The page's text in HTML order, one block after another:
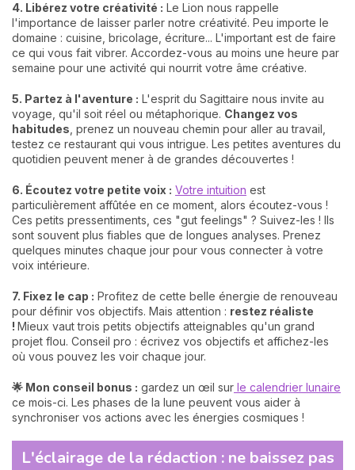
4. Libérez votre créativité : Le Lion nous rappelle
l'importance de laisser parler notre créativité. Peu importe le
domaine : cuisine, bricolage, écriture... L'important est de faire
ce qui vous fait vibrer. Accordez-vous au moins une heure par
semaine pour une activité qui nourrit votre âme créative.
5. Partez à l'aventure : L'esprit du Sagittaire nous invite au
voyage, qu'il soit réel ou métaphorique. Changez vos
habitudes, prenez un nouveau chemin pour aller au travail,
testez ce restaurant qui vous intrigue. Les petites aventures du
quotidien peuvent mener à de grandes découvertes !
6. Écoutez votre petite voix : Votre intuition est
particulièrement affûtée en ce moment, alors écoutez-vous !
Ces petits pressentiments, ces "gut feelings" ? Suivez-les ! Ils
sont souvent plus fiables que de longues analyses. Prenez
quelques minutes chaque jour pour vous connecter à votre
voix intérieure.
7. Fixez le cap : Profitez de cette belle énergie de renouveau
pour définir vos objectifs. Mais attention : restez réaliste
! Mieux vaut trois petits objectifs atteignables qu'un grand
projet flou. Conseil pro : écrivez vos objectifs et affichez-les
où vous pouvez les voir chaque jour.
🌟 Mon conseil bonus : gardez un œil sur le calendrier lunaire
ce mois-ci. Les phases de la lune peuvent vous aider à
synchroniser vos actions avec les énergies cosmiques !
L'éclairage de la rédaction : ne baissez pas